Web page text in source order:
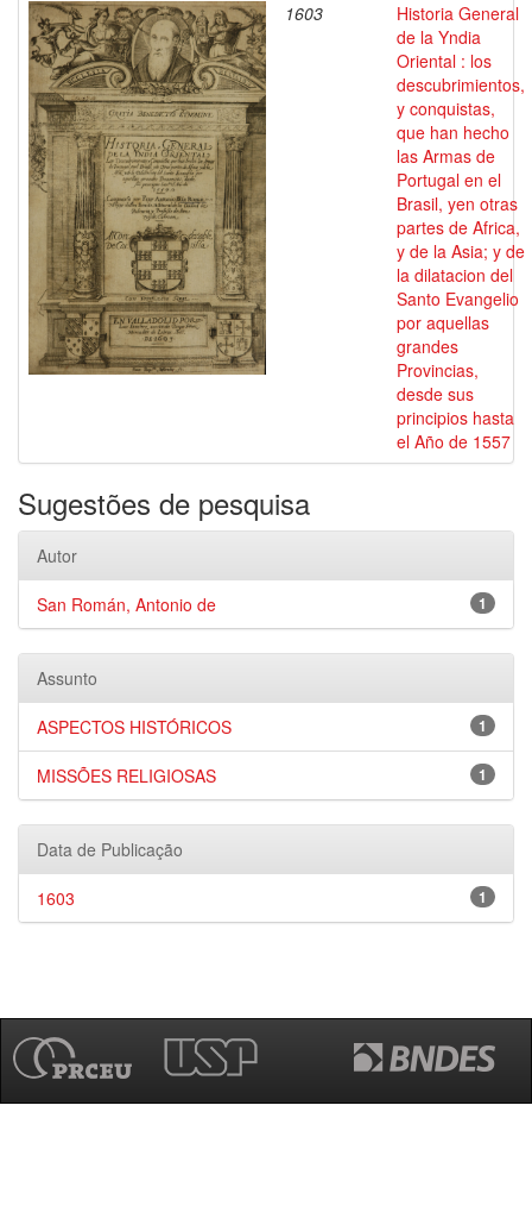
1603
Historia General
de la Yndia
Oriental : los
descubrimientos,
y conquistas,
que han hecho
las Armas de
Portugal en el
Brasil, yen otras
partes de Africa,
y de la Asia; y de
la dilatacion del
Santo Evangelio
por aquellas
grandes
Provincias,
desde sus
principios hasta
el Año de 1557
Sugestões de pesquisa
Autor
1
San Román, Antonio de
Assunto
1
ASPECTOS HISTÓRICOS
1
MISSÕES RELIGIOSAS
Data de Publicação
1
1603